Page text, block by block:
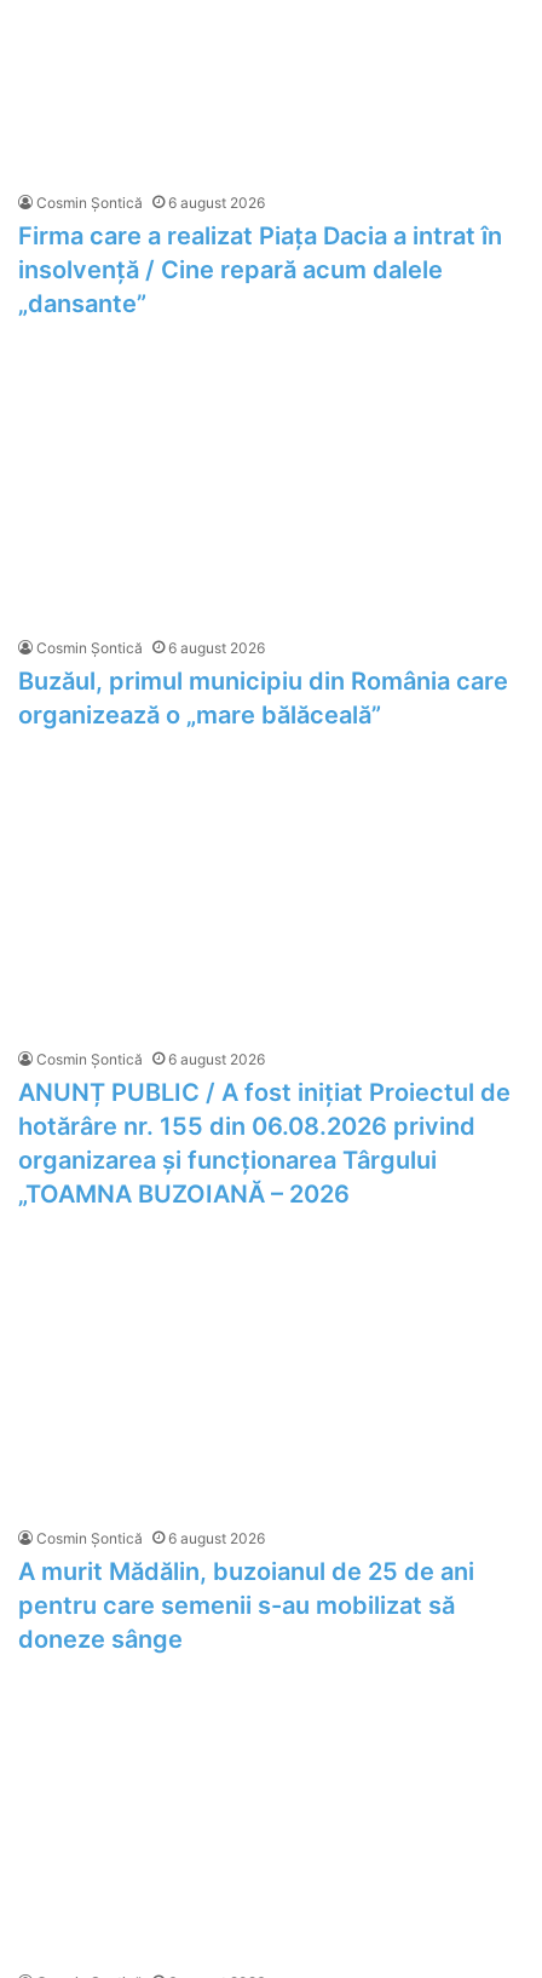
Cosmin Șontică 6 august 2026
Firma care a realizat Piața Dacia a intrat în
insolvență / Cine repară acum dalele
„dansante”
Cosmin Șontică 6 august 2026
Buzăul, primul municipiu din România care
organizează o „mare bălăceală”
Cosmin Șontică 6 august 2026
ANUNȚ PUBLIC / A fost inițiat Proiectul de
hotărâre nr. 155 din 06.08.2026 privind
organizarea şi funcţionarea Târgului
„TOAMNA BUZOIANĂ – 2026
Cosmin Șontică 6 august 2026
A murit Mădălin, buzoianul de 25 de ani
pentru care semenii s-au mobilizat să
doneze sânge